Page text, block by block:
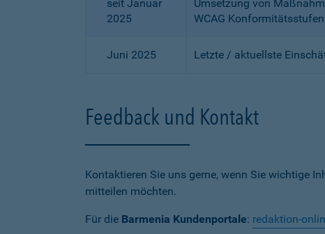
seit Januar
2025
Umsetzung von
WCAG
Juni 2025 Letzte / aktuellste
Feedback und Kontakt
Kontaktieren Sie uns gerne, wenn Sie wichtige
mitteilen möchten.
Für die Barmenia Kundenportale: redaktion-